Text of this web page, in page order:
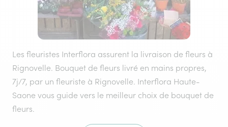
Les fleuristes Interflora assurent la livraison de fleurs à
Rignovelle. Bouquet de fleurs livré en mains propres,
7j/7, par un fleuriste à Rignovelle. Interflora Haute-
Saone vous guide vers le meilleur choix de bouquet de
fleurs.